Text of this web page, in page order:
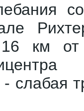
км от
- слабая